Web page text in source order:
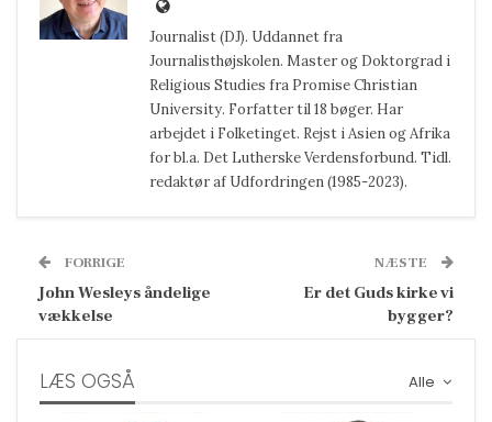
Journalist (DJ). Uddannet fra
Journalisthøjskolen. Master og Doktorgrad i
Religious Studies fra Promise Christian
University. Forfatter til 18 bøger. Har
arbejdet i Folketinget. Rejst i Asien og Afrika
for bl.a. Det Lutherske Verdensforbund. Tidl.
redaktør af Udfordringen (1985-2023).
FORRIGE
John Wesleys åndelige
vækkelse
NÆSTE
Er det Guds kirke vi
bygger?
Alle
LÆS OGSÅ